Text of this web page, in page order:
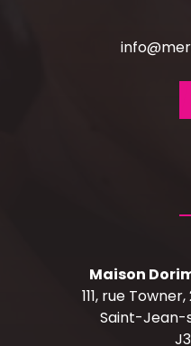
Maison
111, rue Towner,
Saint-Jean-